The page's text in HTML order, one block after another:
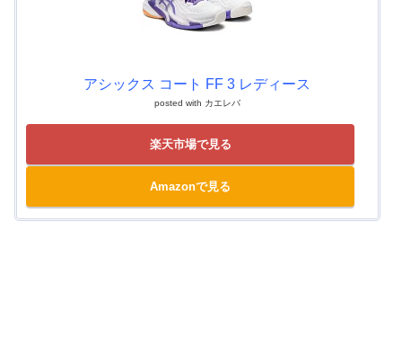
アシックス コート FF 3 レディース
posted with カエレバ
楽天市場で見る
Amazonで見る